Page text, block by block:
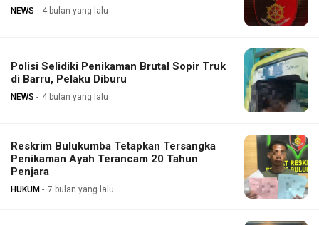
NEWS 4 bulan yang lalu
Polisi Selidiki Penikaman Brutal Sopir Truk
di Barru, Pelaku Diburu
NEWS 4 bulan yang lalu
Reskrim Bulukumba Tetapkan Tersangka
Penikaman Ayah Terancam 20 Tahun
Penjara
HUKUM 7 bulan yang lalu